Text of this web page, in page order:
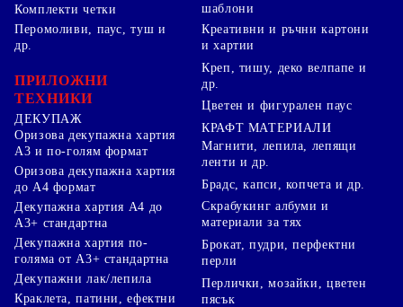
Комплекти четки
шаблони
Перомоливи, паус, туш и
др.
ПРИЛОЖНИ
ТЕХНИКИ
ДЕКУПАЖ
Оризова декупажна хартия
А3 и по-голям формат
Оризова декупажна хартия
до А4 формат
Декупажна хартия А4 до
А3+ стандартна
Декупажна хартия по-
голяма от А3+ стандартна
Декупажни лак/лепила
Краклета, патини, ефектни
Креативни и ръчни картони
и хартии
Креп, тишу, деко велпапе и
др.
Цветен и фигурален паус
КРАФТ МАТЕРИАЛИ
Магнити, лепила, лепящи
ленти и др.
Брадс, капси, копчета и др.
Скрабукинг албуми и
материали за тях
Брокат, пудри, перфектни
перли
Перлички, мозайки, цветен
пясък